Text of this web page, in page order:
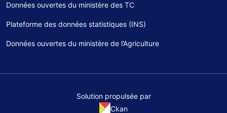
Données ouvertes du ministère des TC
Plateforme des données statistiques (INS)
Données ouvertes du ministère de l’Agriculture
Solution propulsée par
Ckan